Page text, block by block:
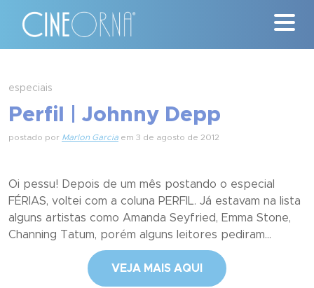
News
Quem Somos
Nossa História
Contato
especiais
Perfil | Johnny Depp
postado por Marlon Garcia em 3 de agosto de 2012
Oi pessu! Depois de um mês postando o especial
FÉRIAS, voltei com a coluna PERFIL. Já estavam na lista
alguns artistas como Amanda Seyfried, Emma Stone,
Channing Tatum, porém alguns leitores pediram...
VEJA MAIS AQUI